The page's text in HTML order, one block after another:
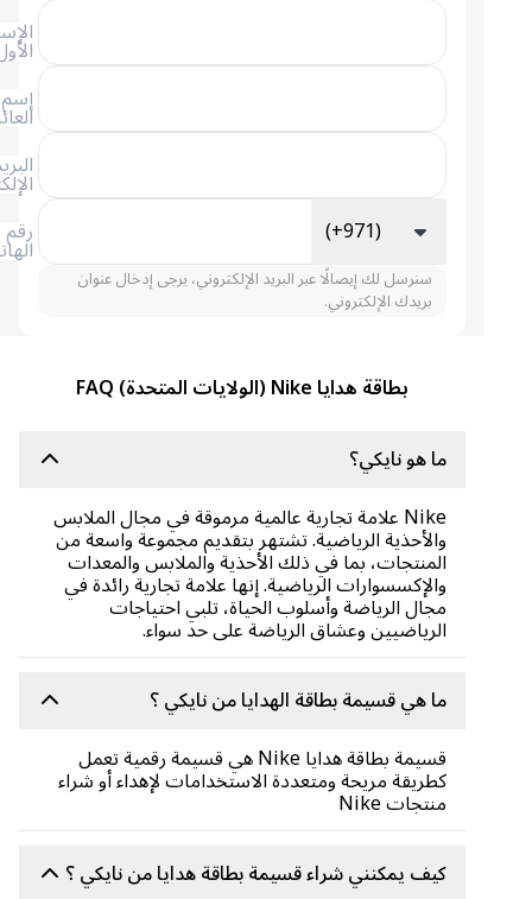
العائلة
الإلكتروني
الهاتف (+971)
سنرسل لك إيصالًا عبر البريد الإلكتروني، يرجى إدخال عنوان
بريدك الإلكتروني.
بطاقة هدايا Nike (الولايات المتحدة) FAQ
ما هو نايكي؟
Nike علامة تجارية عالمية مرموقة في مجال الملابس
والأحذية الرياضية. تشتهر بتقديم مجموعة واسعة من
المنتجات، بما في ذلك الأحذية والملابس والمعدات
والإكسسوارات الرياضية. إنها علامة تجارية رائدة في
مجال الرياضة وأسلوب الحياة، تلبي احتياجات
الرياضيين وعشاق الرياضة على حد سواء.
ما هي قسيمة بطاقة الهدايا من نايكي ؟
قسيمة بطاقة هدايا Nike هي قسيمة رقمية تعمل
كطريقة مريحة ومتعددة الاستخدامات لإهداء أو شراء
منتجات Nike
كيف يمكنني شراء قسيمة بطاقة هدايا من نايكي ؟